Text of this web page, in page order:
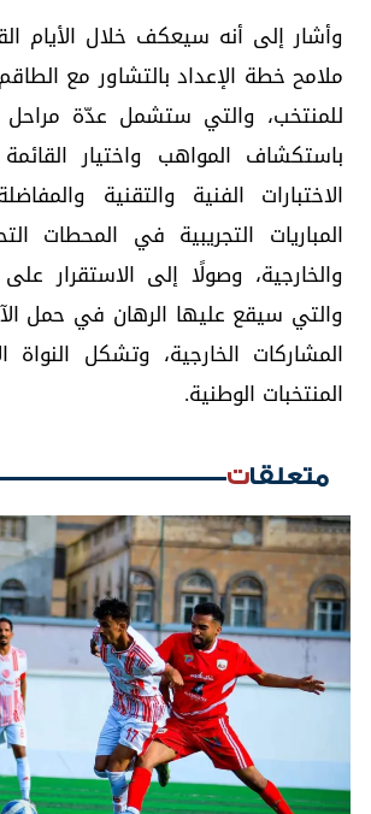
وأشار إلى أنه سيعكف خلال الأيام
ملامح خطة الإعداد بالتشاور مع
للمنتخب، والتي ستشمل عدّة مراحل
باستكشاف المواهب واختيار القائمة
الاختبارات الفنية والتقنية
المباريات التجريبية في المحطات
والخارجية، وصولًا إلى الاستقرار على
والتي سيقع عليها الرهان في حمل
المشاركات الخارجية، وتشكل النواة
المنتخبات الوطنية.
متعلقات